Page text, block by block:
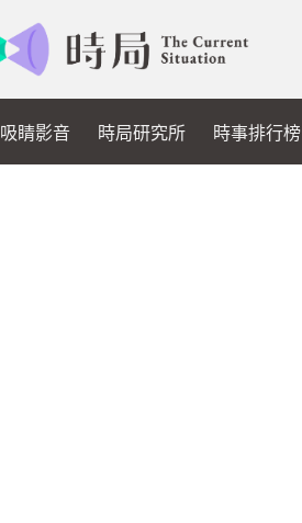
吸睛影音 時局研究所 時事排行榜